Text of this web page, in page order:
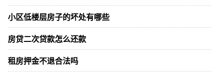
小区低楼层房子的坏处有哪些
房贷二次贷款怎么还款
租房押金不退合法吗